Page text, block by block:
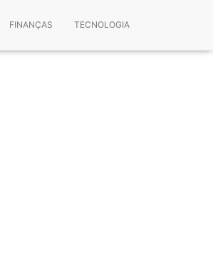
FINANÇAS TECNOLOGIA